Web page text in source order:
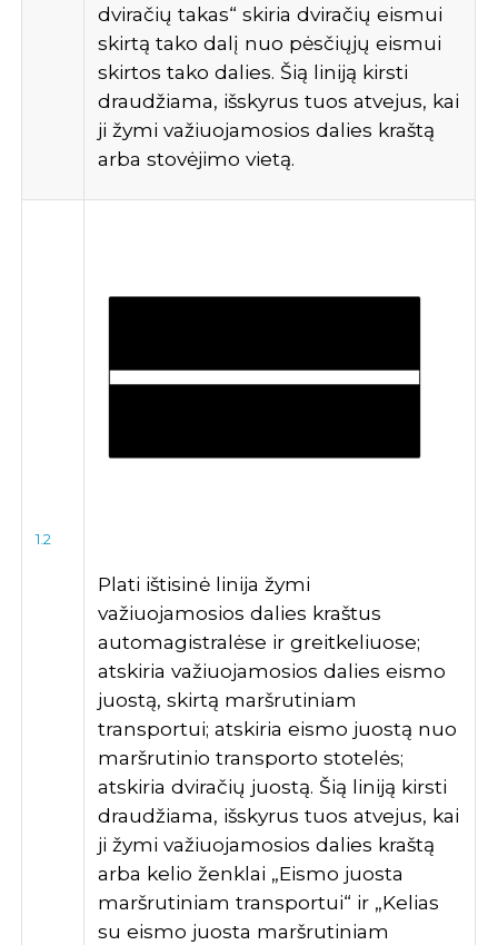
dviračių takas“ skiria dviračių eismui
skirtą tako dalį nuo pėsčiųjų eismui
skirtos tako dalies. Šią liniją kirsti
draudžiama, išskyrus tuos atvejus, kai
ji žymi važiuojamosios dalies kraštą
arba stovėjimo vietą.
1.2
Plati ištisinė linija žymi
važiuojamosios dalies kraštus
automagistralėse ir greitkeliuose;
atskiria važiuojamosios dalies eismo
juostą, skirtą maršrutiniam
transportui; atskiria eismo juostą nuo
maršrutinio transporto stotelės;
atskiria dviračių juostą. Šią liniją kirsti
draudžiama, išskyrus tuos atvejus, kai
ji žymi važiuojamosios dalies kraštą
arba kelio ženklai „Eismo juosta
maršrutiniam transportui“ ir „Kelias
su eismo juosta maršrutiniam